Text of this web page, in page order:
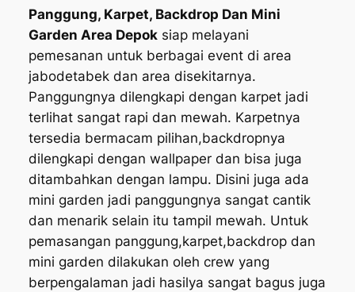
Panggung, Karpet, Backdrop Dan Mini
Garden Area Depoksiap melayani
pemesanan untuk berbagai event di area
jabodetabek dan area disekitarnya.
Panggungnya dilengkapi dengan karpet jadi
terlihat sangat rapi dan mewah. Karpetnya
tersedia bermacam pilihan,backdropnya
dilengkapi dengan wallpaper dan bisa juga
ditambahkan dengan lampu. Disini juga ada
mini garden jadi panggungnya sangat cantik
dan menarik selain itu tampil mewah. Untuk
pemasangan panggung,karpet,backdrop dan
mini garden dilakukan oleh crew yang
berpengalaman jadi hasilya sangat bagus juga